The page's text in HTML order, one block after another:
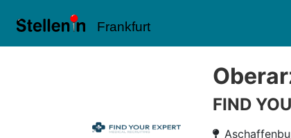
Frankfurt
FIND